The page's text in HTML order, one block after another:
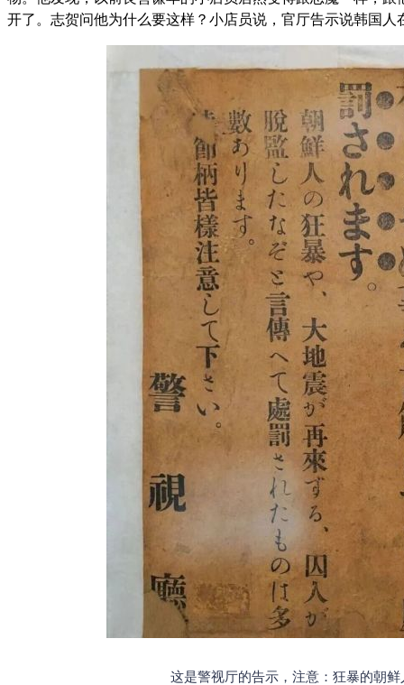
开了。志贺问他为什么要这样？小店员说，官厅告示说韩国人
这是警视厅的告示，注意：狂暴的朝